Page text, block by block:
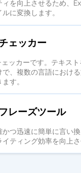
ィを向上させるため、
に変換します。
ェッカー
ッカーです。テキス
で、複数の言語におけ
す。
レーズツール
かつ迅速に簡単に言い
ティング効率を向上さ